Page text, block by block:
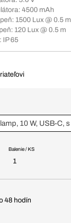
4500 mAh
1500 Lux @ 0.5 m
120 Lux @ 0.5 m
IP 65
Balenie / KS
1
48 hodín